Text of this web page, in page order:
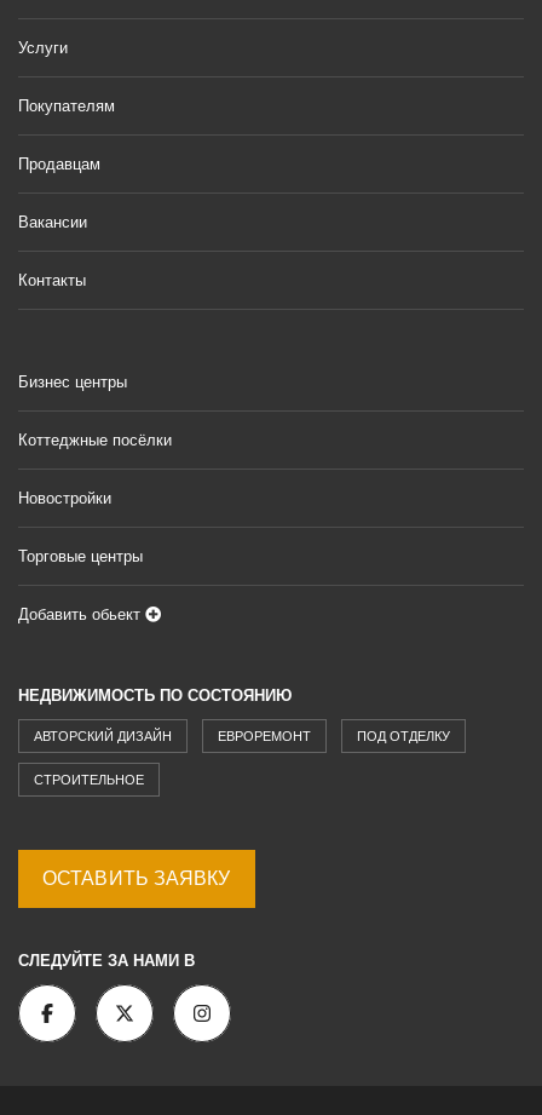
Услуги
Покупателям
Продавцам
Вакансии
Контакты
Бизнес центры
Коттеджные посёлки
Новостройки
Торговые центры
Добавить обьект
НЕДВИЖИМОСТЬ ПО СОСТОЯНИЮ
АВТОРСКИЙ ДИЗАЙН ЕВРОРЕМОНТ ПОД ОТДЕЛКУ
СТРОИТЕЛЬНОЕ
ОСТАВИТЬ ЗАЯВКУ
СЛЕДУЙТЕ ЗА НАМИ В